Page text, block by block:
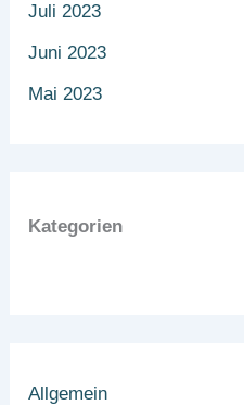
Juli 2023
Juni 2023
Mai 2023
Kategorien
Allgemein